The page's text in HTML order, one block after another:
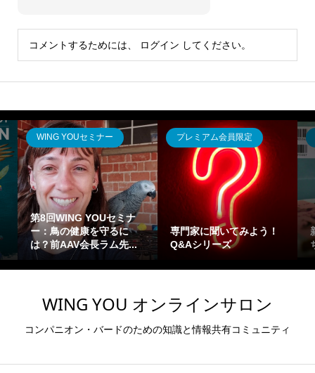
コメントするためには、 ログイン してください。
WING YOUセミナー
第8回WING YOUセミナ
ー：鳥の健康を守るに
は？前AAV会長ラム先...
プレミアム会員限定
専門家に聞いてみよう！
Q&Aシリーズ
WING YOU オンラインサロン
コンパニオン・バードのための知識と情報共有コミュニティ